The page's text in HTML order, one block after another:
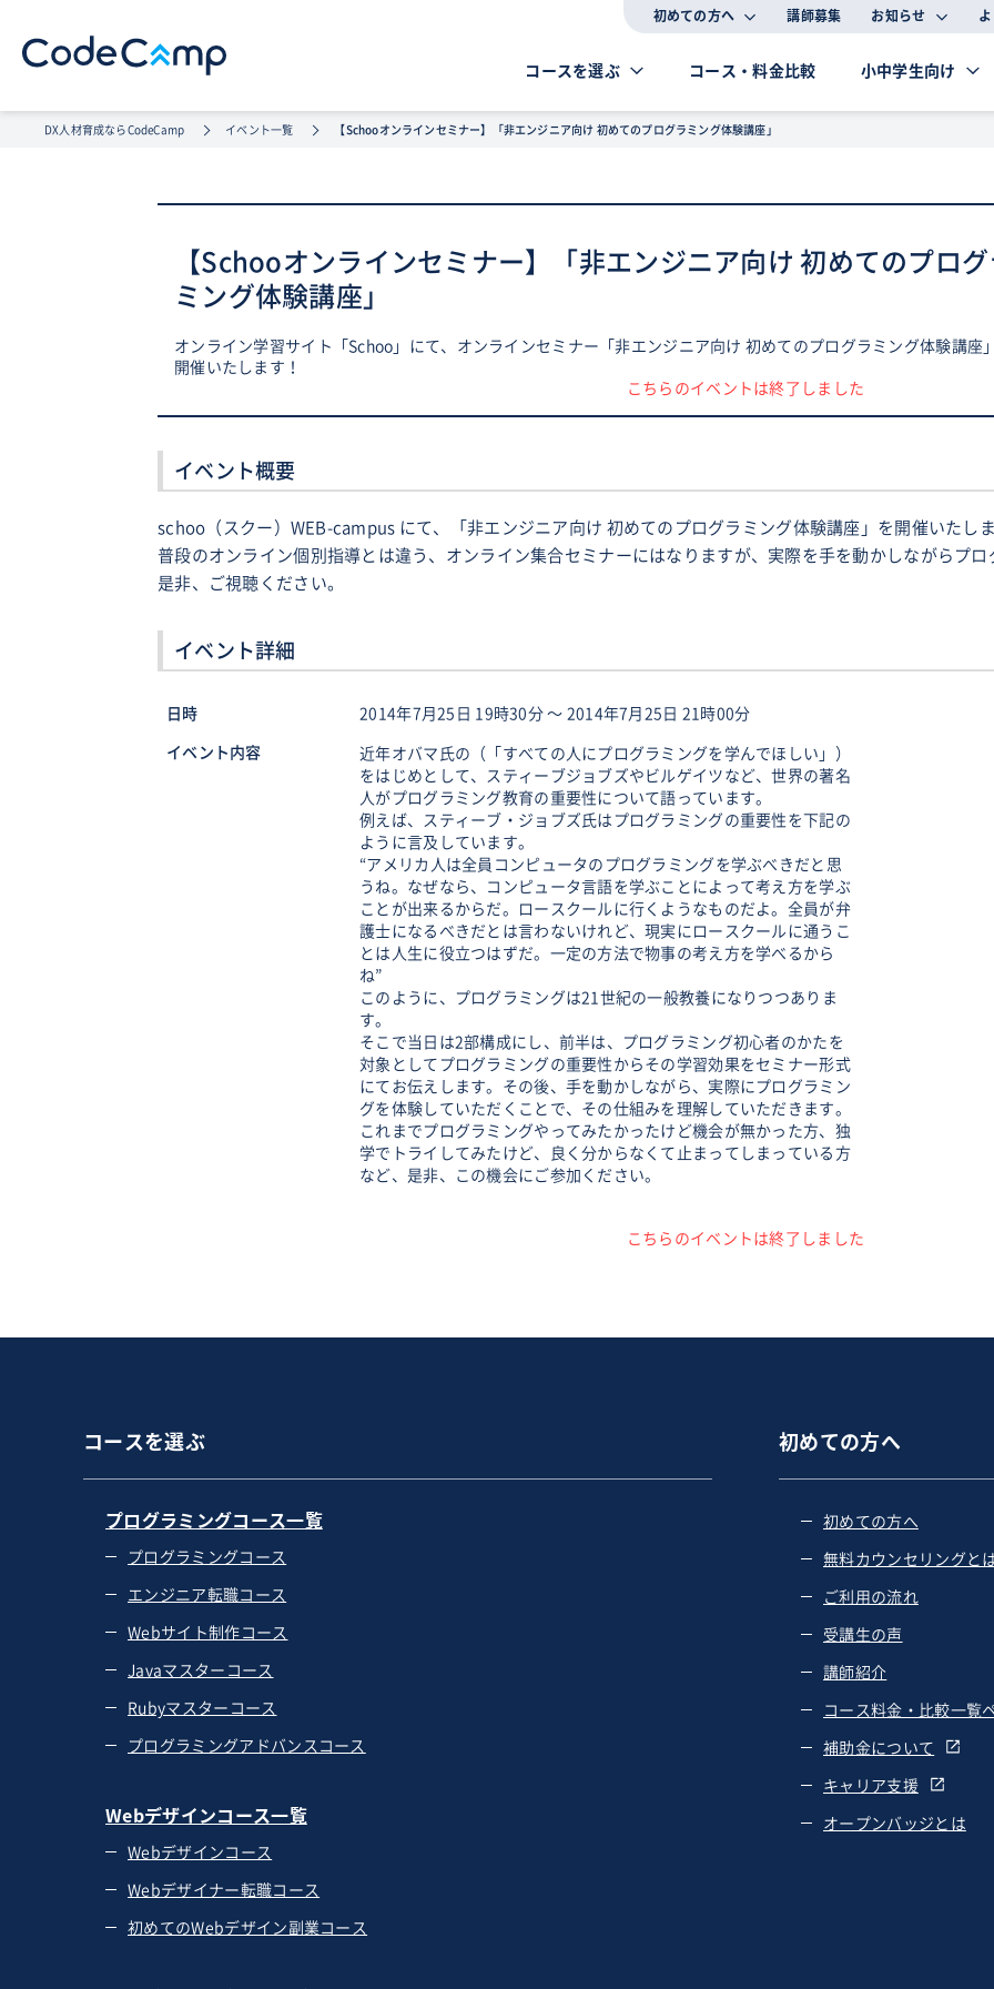
初めての方へ 講師募集 お知らせ
コースを選ぶ コース・料金比較 小中学生向け
DX人材育成ならCodeCamp イベント一覧 【Schooオンラインセミナー】「非エンジニア向け 初めてのプログラミング体験講座」
【Schooオンラインセミナー】「非エンジニア向け 初めてのプロ
ミング体験講座」
オンライン学習サイト「Schoo」にて、オンラインセミナー「非エンジニア向け 初めてのプログラミング体験講座
開催いたします！
こちらのイベントは終了しました
イベント概要
schoo（スクー）WEB-campus にて、「非エンジニア向け 初めてのプログラミング体験講座」を開催いたし
普段のオンライン個別指導とは違う、オンライン集合セミナーにはなりますが、実際を手を動かしながらプ
是非、ご視聴ください。
イベント詳細
日時
2014年7月25日 19時30分 〜 2014年7月25日 21時00分
イベント内容
近年オバマ氏の（「すべての人にプログラミングを学んでほしい」）
をはじめとして、スティーブジョブズやビルゲイツなど、世界の著名
人がプログラミング教育の重要性について語っています。
例えば、スティーブ・ジョブズ氏はプログラミングの重要性を下記の
ように言及しています。
“アメリカ人は全員コンピュータのプログラミングを学ぶべきだと思
うね。なぜなら、コンピュータ言語を学ぶことによって考え方を学ぶ
ことが出来るからだ。ロースクールに行くようなものだよ。全員が弁
護士になるべきだとは言わないけれど、現実にロースクールに通うこ
とは人生に役立つはずだ。一定の方法で物事の考え方を学べるから
ね”
このように、プログラミングは21世紀の一般教養になりつつありま
す。
そこで当日は2部構成にし、前半は、プログラミング初心者のかたを
対象としてプログラミングの重要性からその学習効果をセミナー形式
にてお伝えします。その後、手を動かしながら、実際にプログラミン
グを体験していただくことで、その仕組みを理解していただきます。
これまでプログラミングやってみたかったけど機会が無かった方、独
学でトライしてみたけど、良く分からなくて止まってしまっている方
など、是非、この機会にご参加ください。
こちらのイベントは終了しました
コースを選ぶ
プログラミングコース一覧
プログラミングコース
エンジニア転職コース
Webサイト制作コース
Javaマスターコース
Rubyマスターコース
プログラミングアドバンスコース
Webデザインコース一覧
Webデザインコース
Webデザイナー転職コース
初めてのWebデザイン副業コース
初めての方へ
初めての方へ
無料カウンセリングと
ご利用の流れ
受講生の声
講師紹介
コース料金・比較一覧
補助金について
キャリア支援
オープンバッジとは